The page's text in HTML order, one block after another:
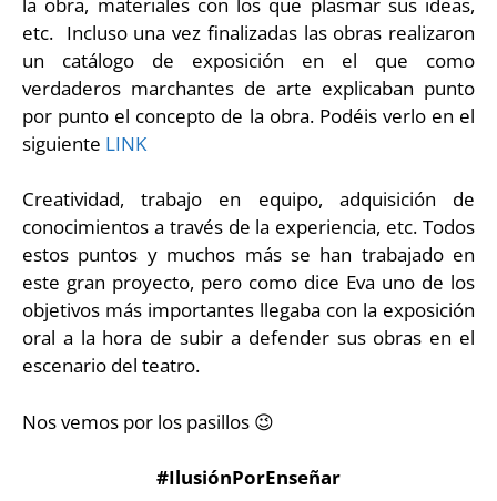
etc. Incluso una vez finalizadas las obras realizaron
un catálogo de exposición en el que como
verdaderos marchantes de arte explicaban punto
por punto el concepto de la obra. Podéis verlo en el
siguiente LINK
Creatividad, trabajo en equipo, adquisición de
conocimientos a través de la experiencia, etc. Todos
estos puntos y muchos más se han trabajado en
este gran proyecto, pero como dice Eva uno de los
objetivos más importantes llegaba con la exposición
oral a la hora de subir a defender sus obras en el
escenario del teatro.
Nos vemos por los pasillos 😉
#IlusiónPorEnseñar